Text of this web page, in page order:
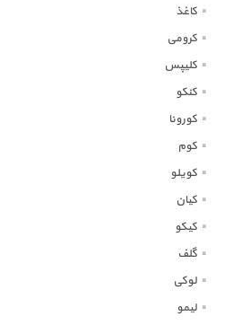
کاغذ
کرومی
کلیپس
کنکو
کورونا
کوم
کویلو
کیان
کیکو
گلف
لوکی
لیمو